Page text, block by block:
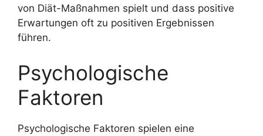
von Diät-Maßnahmen spielt und dass positive
Erwartungen oft zu positiven Ergebnissen
führen.
Psychologische
Faktoren
Psychologische Faktoren spielen eine